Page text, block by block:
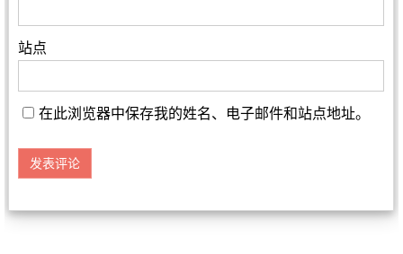
站点
在此浏览器中保存我的姓名、电子邮件和站点地址。